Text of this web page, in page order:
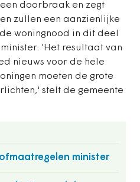
doorbraak en zegt
zullen een aanzienlijke
woningnood in dit deel
'Het resultaat van
nieuws voor de hele
moeten de grote
stelt de gemeente
minister